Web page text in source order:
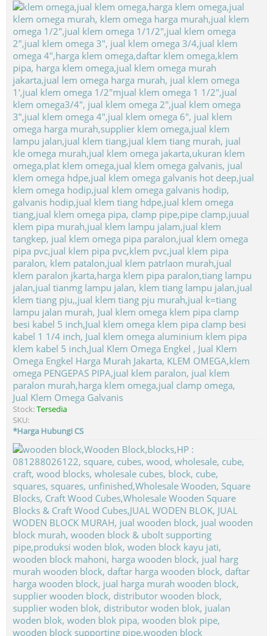
Jual Klem Omega Galvanis
Stock:Tersedia
SKU:
*Harga Hubungi CS